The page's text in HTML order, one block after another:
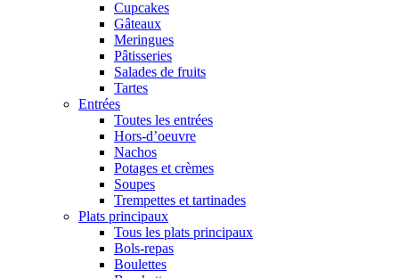
Cupcakes
Gâteaux
Meringues
Pâtisseries
Salades de fruits
Tartes
Entrées
Toutes les entrées
Hors-d’oeuvre
Nachos
Potages et crèmes
Soupes
Trempettes et tartinades
Plats principaux
Tous les plats principaux
Bols-repas
Boulettes